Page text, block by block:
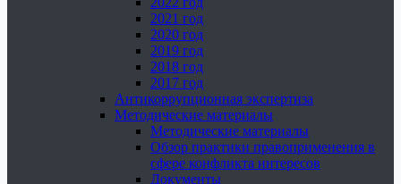
2021 год
2020 год
2019 год
2018 год
2017 год
Антикоррупционная экспертиза
Методические материалы
Методические материалы
Обзор практики правоприменения в
сфере конфликта интересов
Документы